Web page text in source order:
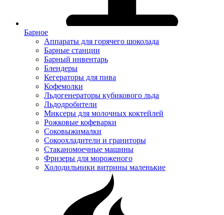
Барное
Аппараты для горячего шоколада
Барные станции
Барный инвентарь
Блендеры
Кегераторы для пива
Кофемолки
Льдогенераторы кубикового льда
Льдодробители
Миксеры для молочных коктейлей
Рожковые кофеварки
Соковыжималки
Сокоохладители и граниторы
Стаканомоечные машины
Фризеры для мороженого
Холодильники витрины маленькие